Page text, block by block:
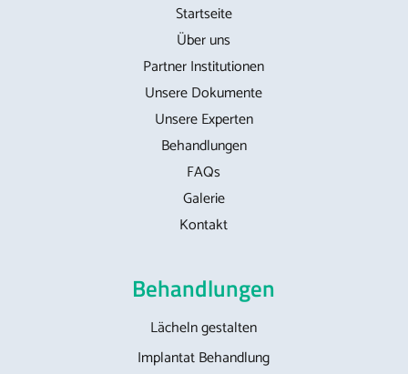
Startseite
Über uns
Partner Institutionen
Unsere Dokumente
Unsere Experten
Behandlungen
FAQs
Galerie
Kontakt
Behandlungen
Lächeln gestalten
Implantat Behandlung